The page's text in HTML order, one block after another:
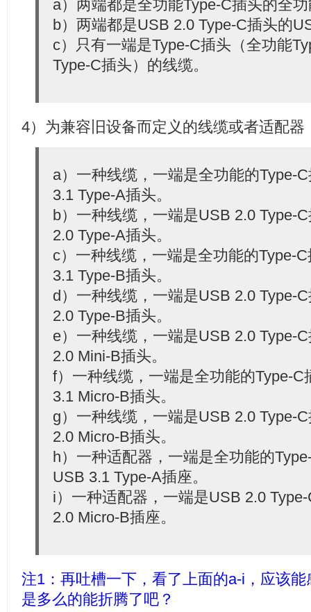
a）两端都是全功能Type-C插头的全
b）两端都是USB 2.0 Type-C插头的
c）只有一端是Type-C插头（全功能
Type-C插头）的线缆。
4）为兼容旧设备而定义的线缆或者适配器
a）一种线缆，一端是全功能的Type-
3.1 Type-A插头。
b）一种线缆，一端是USB 2.0 Type-
2.0 Type-A插头。
c）一种线缆，一端是全功能的Type-
3.1 Type-B插头。
d）一种线缆，一端是USB 2.0 Type-
2.0 Type-B插头。
e）一种线缆，一端是USB 2.0 Type-
2.0 Mini-B插头。
f）一种线缆，一端是全功能的Type-
3.1 Micro-B插头。
g）一种线缆，一端是USB 2.0 Type-
2.0 Micro-B插头。
h）一种适配器，一端是全功能的
USB 3.1 Type-A插座。
i）一种适配器，一端是USB 2.0
2.0 Micro-B插座。
注1：再吐槽一下，看了上面的a-i，应该
是多么的能折腾了吧？